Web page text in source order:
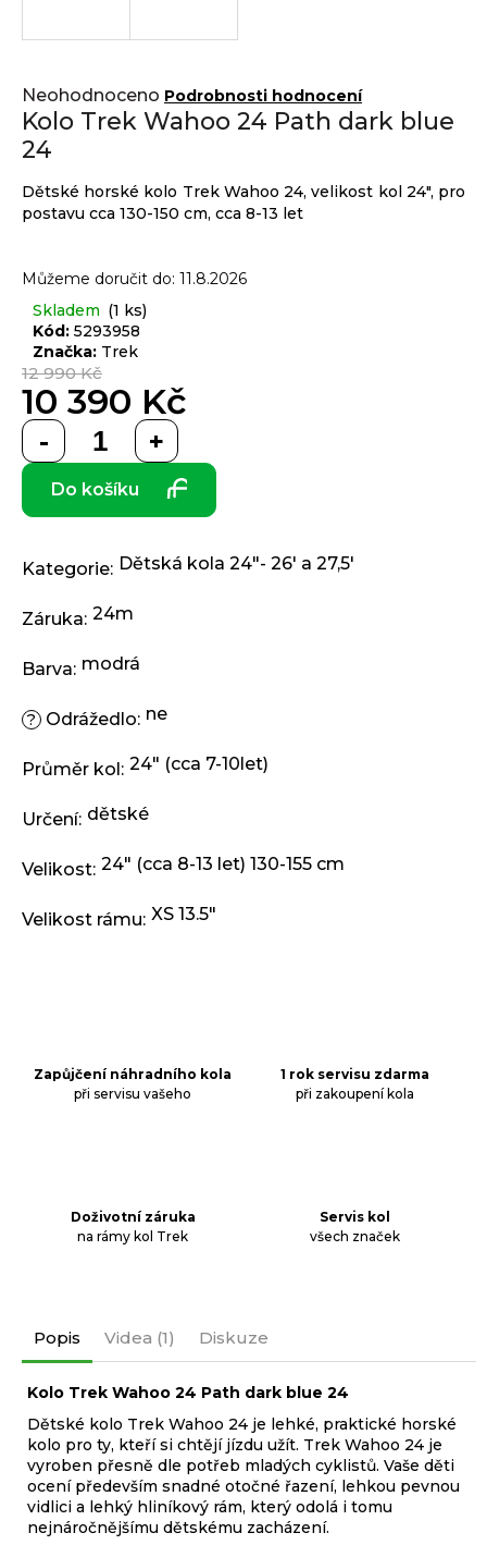
Průměrné
hodnocení
produktu
je
z 5
hvězdiček.
Neohodnoceno Podrobnosti hodnocení
Kolo Trek Wahoo 24 Path dark blue
24
Dětské horské kolo Trek Wahoo 24, velikost kol 24", pro
postavu cca 130-150 cm, cca 8-13 let
Můžeme doručit do: 11.8.2026
Skladem (1 ks)
Kód: 5293958
Značka: Trek
12 990 Kč
10 390 Kč
Měrná
cena:
Do košíku
Kategorie: Dětská kola 24"- 26' a 27,5'
Záruka: 24m
Barva: modrá
? Odrážedlo: ne
Průměr kol: 24" (cca 7-10let)
Určení: dětské
Velikost: 24" (cca 8-13 let) 130-155 cm
Velikost rámu: XS 13.5"
Zapůjčení náhradního kola
při servisu vašeho
1 rok servisu zdarma
při zakoupení kola
Doživotní záruka
na rámy kol Trek
Servis kol
všech značek
Popis Videa (1) Diskuze
Kolo Trek Wahoo 24 Path dark blue 24
Dětské kolo Trek Wahoo 24 je lehké, praktické horské
kolo pro ty, kteří si chtějí jízdu užít. Trek Wahoo 24 je
vyroben přesně dle potřeb mladých cyklistů. Vaše děti
ocení především snadné otočné řazení, lehkou pevnou
vidlici a lehký hliníkový rám, který odolá i tomu
nejnáročnějšímu dětskému zacházení.
í
?
HLEDAT
D
o
p
o
r
u
č
u
e
e
ODRÁŽEDLO
KIRU
PURPLE
390
Původně:
4
Kč